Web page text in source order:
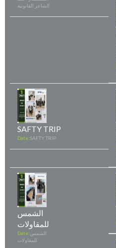
الشاعر القانونية
SAFTY TRIP
Date:SAFTY TRIP
الشمس
للمقاولات
Date:الشمس
للمقاولات